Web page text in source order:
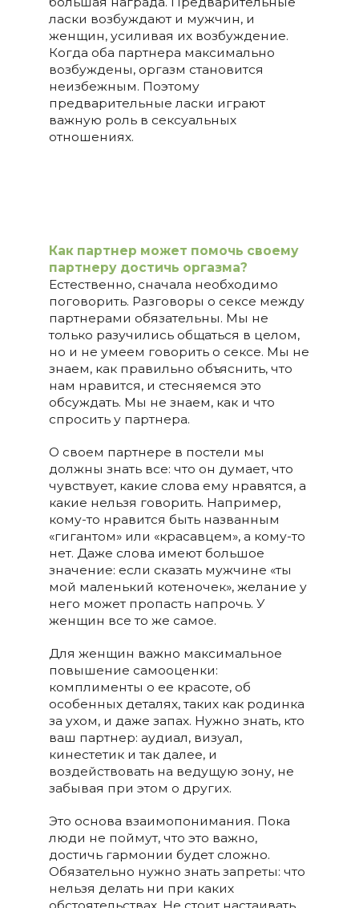
ласки возбуждают и мужчин, и
женщин, усиливая их возбуждение.
Когда оба партнера максимально
возбуждены, оргазм становится
неизбежным. Поэтому
предварительные ласки играют
важную роль в сексуальных
отношениях.
Как партнер может помочь своему
партнеру достичь оргазма?
Естественно, сначала необходимо
поговорить. Разговоры о сексе между
партнерами обязательны. Мы не
только разучились общаться в целом,
но и не умеем говорить о сексе. Мы не
знаем, как правильно объяснить, что
нам нравится, и стесняемся это
обсуждать. Мы не знаем, как и что
спросить у партнера.
О своем партнере в постели мы
должны знать все: что он думает, что
чувствует, какие слова ему нравятся, а
какие нельзя говорить. Например,
кому-то нравится быть названным
«гигантом» или «красавцем», а кому-то
нет. Даже слова имеют большое
значение: если сказать мужчине «ты
мой маленький котеночек», желание у
него может пропасть напрочь. У
женщин все то же самое.
Для женщин важно максимальное
повышение самооценки:
комплименты о ее красоте, об
особенных деталях, таких как родинка
за ухом, и даже запах. Нужно знать, кто
ваш партнер: аудиал, визуал,
кинестетик и так далее, и
воздействовать на ведущую зону, не
забывая при этом о других.
Это основа взаимопонимания. Пока
люди не поймут, что это важно,
достичь гармонии будет сложно.
Обязательно нужно знать запреты: что
нельзя делать ни при каких